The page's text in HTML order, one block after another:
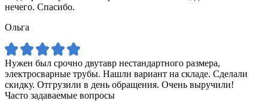
нечего. Спасибо.
Ольга
Нужен был срочно двутавр нестандартного размера,
электросварные трубы. Нашли вариант на складе. Сделали
скидку. Отгрузили в день обращения. Очень выручили!
Часто задаваемые вопросы